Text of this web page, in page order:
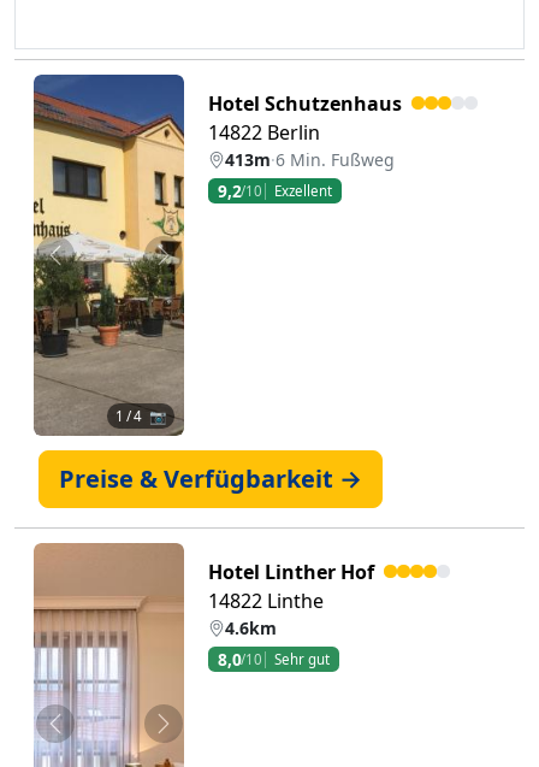
Zurück Weiter
1 / 4 📷
Hotel Schutzenhaus
14822 Berlin
413m·6 Min. Fußweg
9,2/10 Exzellent
Preise & Verfügbarkeit →
Zurück Weiter
Hotel Linther Hof
14822 Linthe
4.6km
8,0/10 Sehr gut